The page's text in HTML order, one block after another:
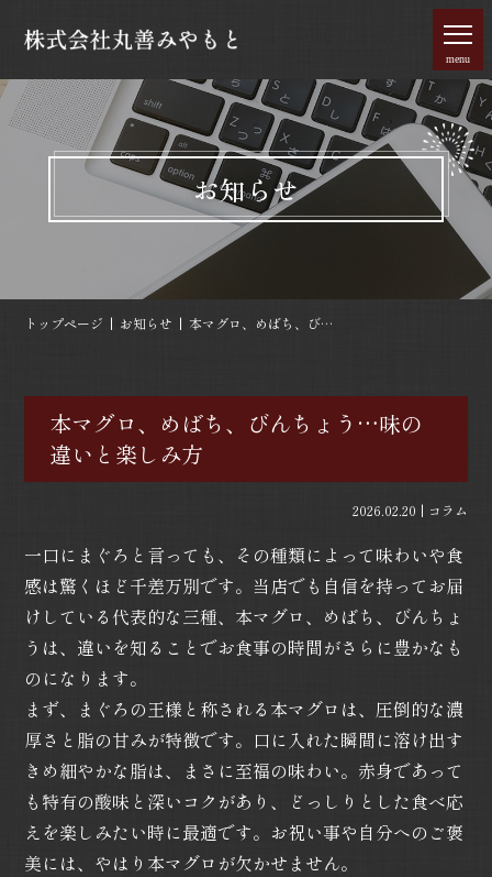
menu
お知らせ
トップページ お知らせ
本マグロ、めばち、びん
本マグロ、めばち、びんちょう…味の
違いと楽しみ方
2026.02.20 コラム
一口にまぐろと言っても、その種類によって味わいや食
感は驚くほど千差万別です。当店でも自信を持ってお届
けしている代表的な三種、本マグロ、めばち、びんちょ
うは、違いを知ることでお食事の時間がさらに豊かなも
のになります。
まず、まぐろの王様と称される本マグロは、圧倒的な濃
厚さと脂の甘みが特徴です。口に入れた瞬間に溶け出す
きめ細やかな脂は、まさに至福の味わい。赤身であって
も特有の酸味と深いコクがあり、どっしりとした食べ応
えを楽しみたい時に最適です。お祝い事や自分へのご褒
美には、やはり本マグロが欠かせません。